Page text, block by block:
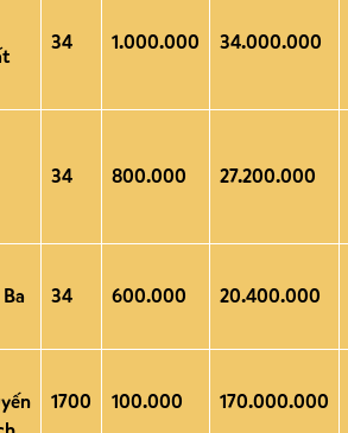
34 1.000.000 34.000.000
34 800.000 27.200.000
34 600.000 20.400.000
1700 100.000 170.000.000